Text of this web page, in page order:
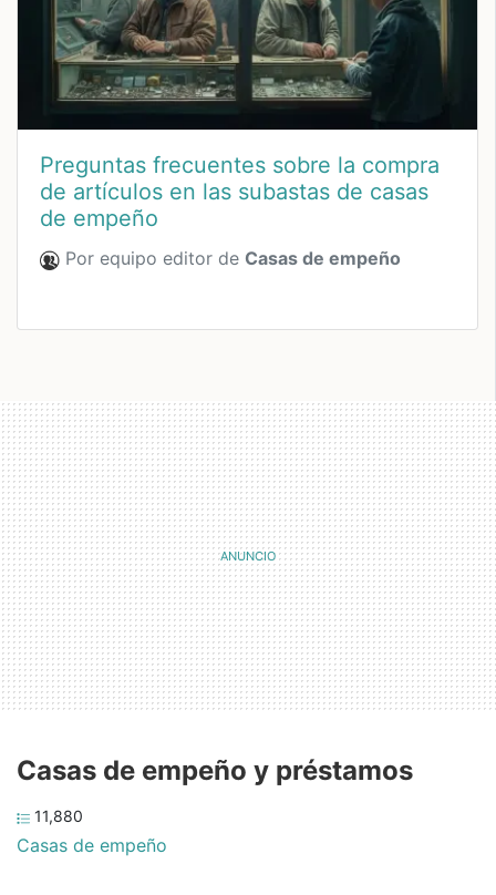
Preguntas frecuentes sobre la compra
de artículos en las subastas de casas
de empeño
Por equipo editor de Casas de empeño
Casas de empeño y préstamos
11,880
Casas de empeño